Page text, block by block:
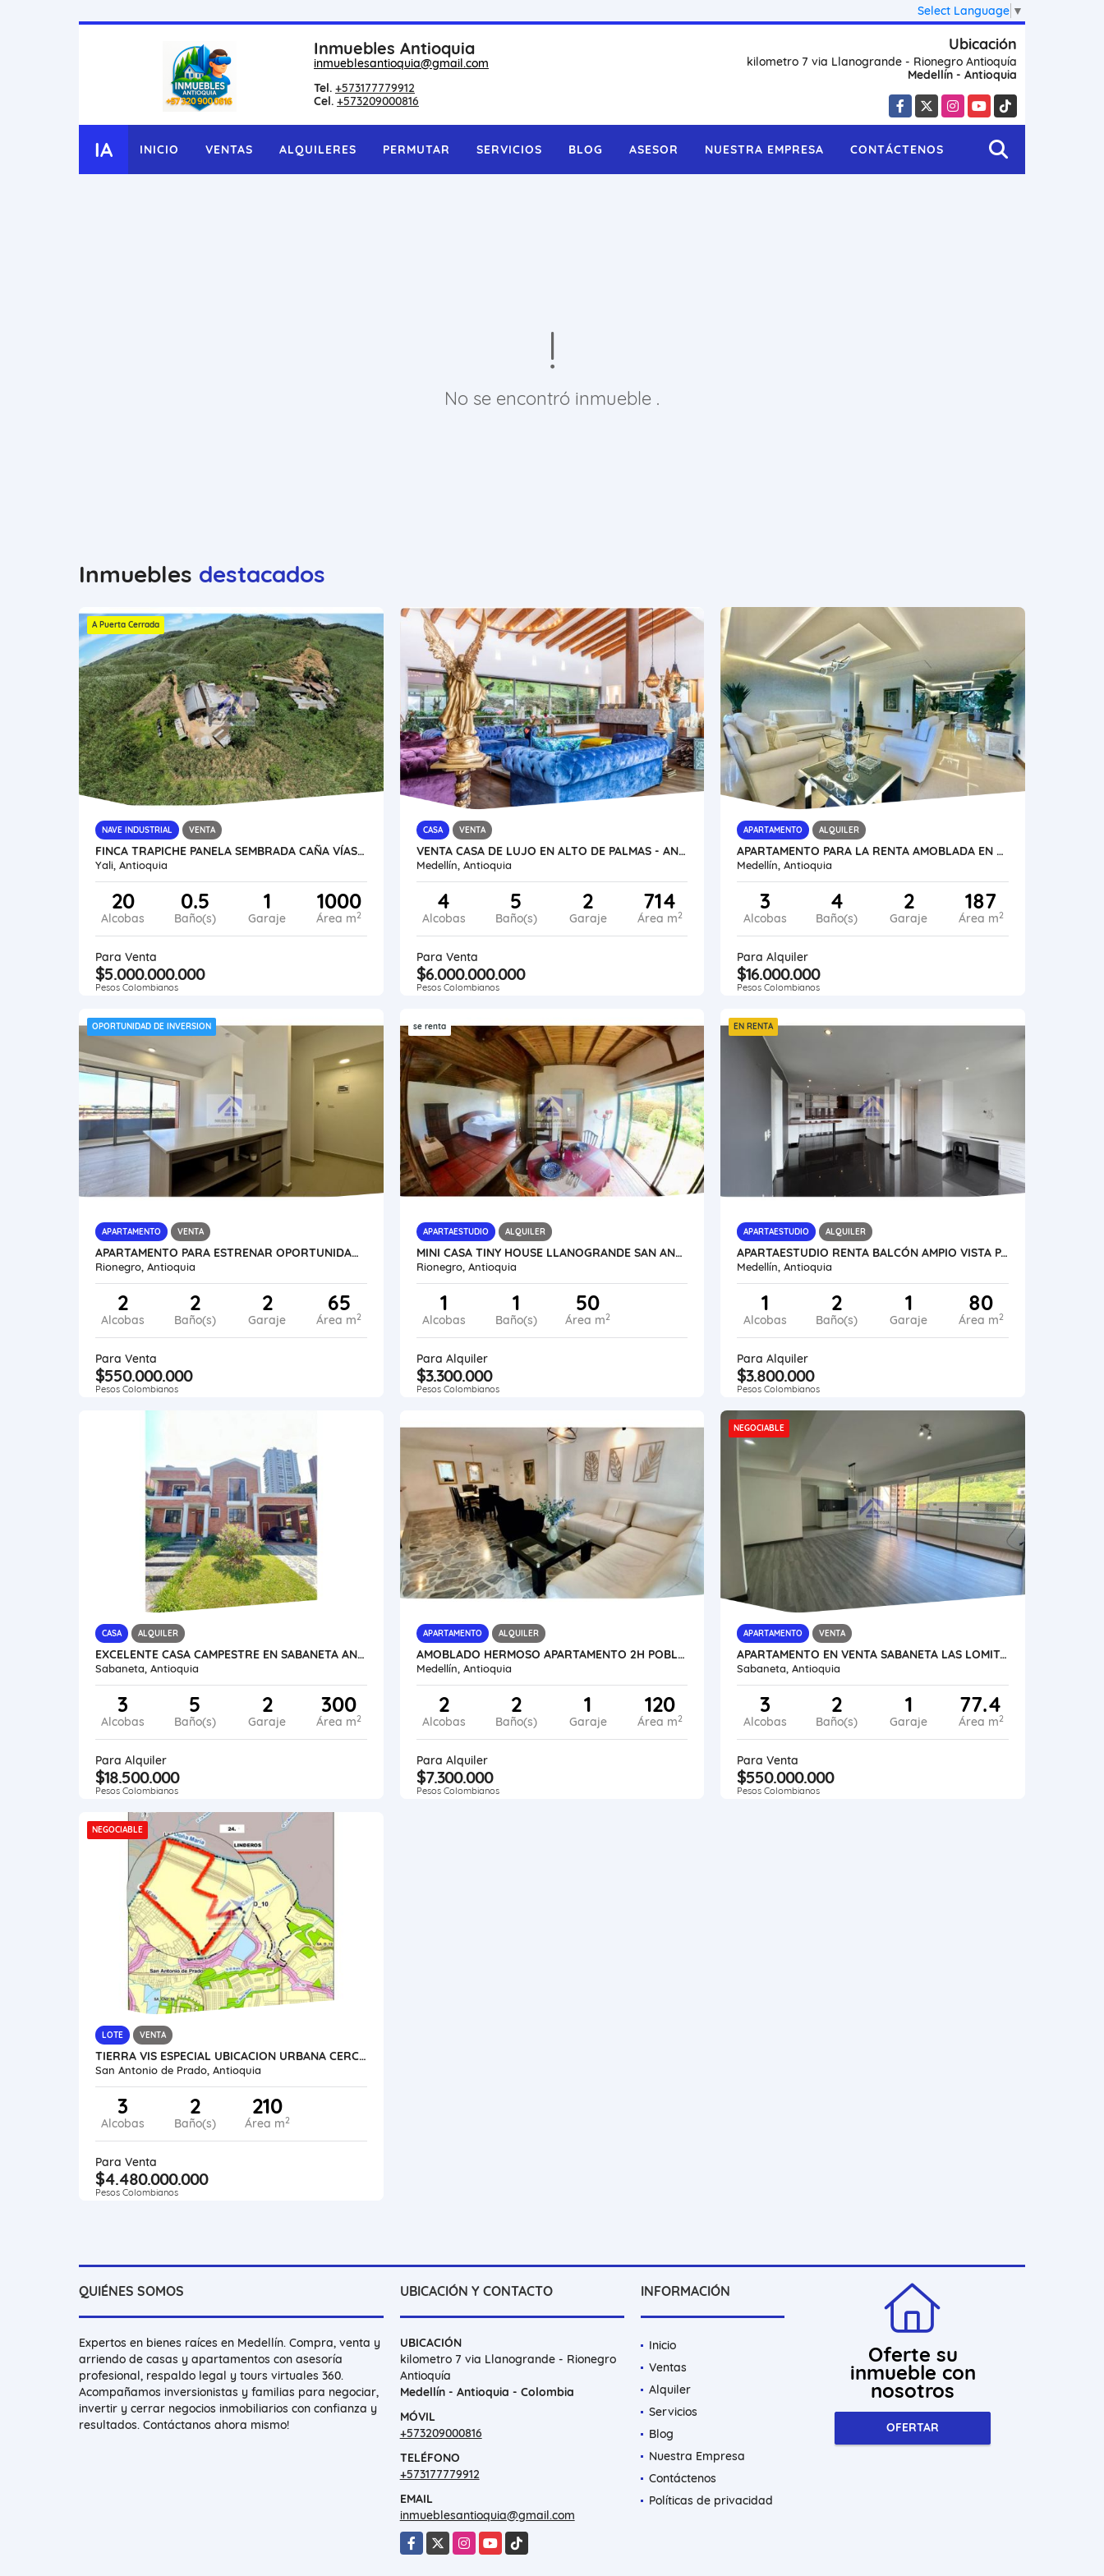
Select Language ▼
Inmuebles Antioquia
inmueblesantioquia@gmail.com
Tel. +573177779912
Cel. +573209000816
Ubicación
kilometro 7 via Llanogrande - Rionegro Antioquía
Medellín - Antioquia
Facebook
X InstagramYouTubeTikTok
IA INICIO VENTAS ALQUILERES PERMUTAR SERVICIOS BLOG ASESOR NUESTRA EMPRESA CONTÁCTENOS
No se encontró inmueble .
Inmuebles destacados
A Puerta Cerrada
NAVE INDUSTRIAL VENTA
FINCA TRAPICHE PANELA SEMBRADA CAÑA VÍAS AGUAS UBICACIÓN TRADICION
Yali, Antioquia
20
Alcobas
0.5
Baño(s)
1
Garaje
1000
Área m2
Para Venta
$5.000.000.000
Pesos Colombianos
CASA VENTA
VENTA CASA DE LUJO EN ALTO DE PALMAS - ANTIOQUIA
Medellín, Antioquia
4
Alcobas
5
Baño(s)
2
Garaje
714
Área m2
Para Venta
$6.000.000.000
Pesos Colombianos
APARTAMENTO ALQUILER
APARTAMENTO PARA LA RENTA AMOBLADA EN EL POBLADO, LOMA DE LOS GONZALEZ
Medellín, Antioquia
3
Alcobas
4
Baño(s)
2
Garaje
187
Área m2
Para Alquiler
$16.000.000
Pesos Colombianos
OPORTUNIDAD DE INVERSION
APARTAMENTO VENTA
APARTAMENTO PARA ESTRENAR OPORTUNIDAD DE INVERSIÓN SECTOR EXCLUSIVO
Rionegro, Antioquia
2
Alcobas
2
Baño(s)
2
Garaje
65
Área m2
Para Venta
$550.000.000
Pesos Colombianos
se renta
APARTAESTUDIO ALQUILER
MINI CASA TINY HOUSE LLANOGRANDE SAN ANTONIO POR MESES O APARTAESTUDIO
Rionegro, Antioquia
1
Alcobas
1
Baño(s)
50
Área m2
Para Alquiler
$3.300.000
Pesos Colombianos
EN RENTA
APARTAESTUDIO ALQUILER
APARTAESTUDIO RENTA BALCÓN AMPIO VISTA PARQUEADERO LOS BALSOS
Medellín, Antioquia
1
Alcobas
2
Baño(s)
1
Garaje
80
Área m2
Para Alquiler
$3.800.000
Pesos Colombianos
CASA ALQUILER
EXCELENTE CASA CAMPESTRE EN SABANETA ANTIOQUIA
Sabaneta, Antioquia
3
Alcobas
5
Baño(s)
2
Garaje
300
Área m2
Para Alquiler
$18.500.000
Pesos Colombianos
APARTAMENTO ALQUILER
AMOBLADO HERMOSO APARTAMENTO 2H POBLADO - MEDELLÍN
Medellín, Antioquia
2
Alcobas
2
Baño(s)
1
Garaje
120
Área m2
Para Alquiler
$7.300.000
Pesos Colombianos
NEGOCIABLE
APARTAMENTO VENTA
APARTAMENTO EN VENTA SABANETA LAS LOMITAS UNIDAD COMPLETA MEDELLÍN
Sabaneta, Antioquia
3
Alcobas
2
Baño(s)
1
Garaje
77.4
Área m2
Para Venta
$550.000.000
Pesos Colombianos
NEGOCIABLE
LOTE VENTA
TIERRA VIS ESPECIAL UBICACION URBANA CERCA PARQUE SAN ANTONIO DE PRADO
San Antonio de Prado, Antioquia
3
Alcobas
2
Baño(s)
210
Área m2
Para Venta
$4.480.000.000
Pesos Colombianos
QUIÉNES SOMOS
Expertos en bienes raíces en Medellín. Compra, venta y
arriendo de casas y apartamentos con asesoría
profesional, respaldo legal y tours virtuales 360.
Acompañamos inversionistas y familias para negociar,
invertir y cerrar negocios inmobiliarios con confianza y
resultados. Contáctanos ahora mismo!
UBICACIÓN Y CONTACTO
UBICACIÓN
kilometro 7 via Llanogrande - Rionegro
Antioquía
Medellín - Antioquia - Colombia
MÓVIL
+573209000816
TELÉFONO
+573177779912
EMAIL
inmueblesantioquia@gmail.com
Facebook
X InstagramYouTubeTikTok
INFORMACIÓN
Inicio
Ventas
Alquiler
Servicios
Blog
Nuestra Empresa
Contáctenos
Políticas de privacidad
Oferte su
inmueble con
nosotros
OFERTAR